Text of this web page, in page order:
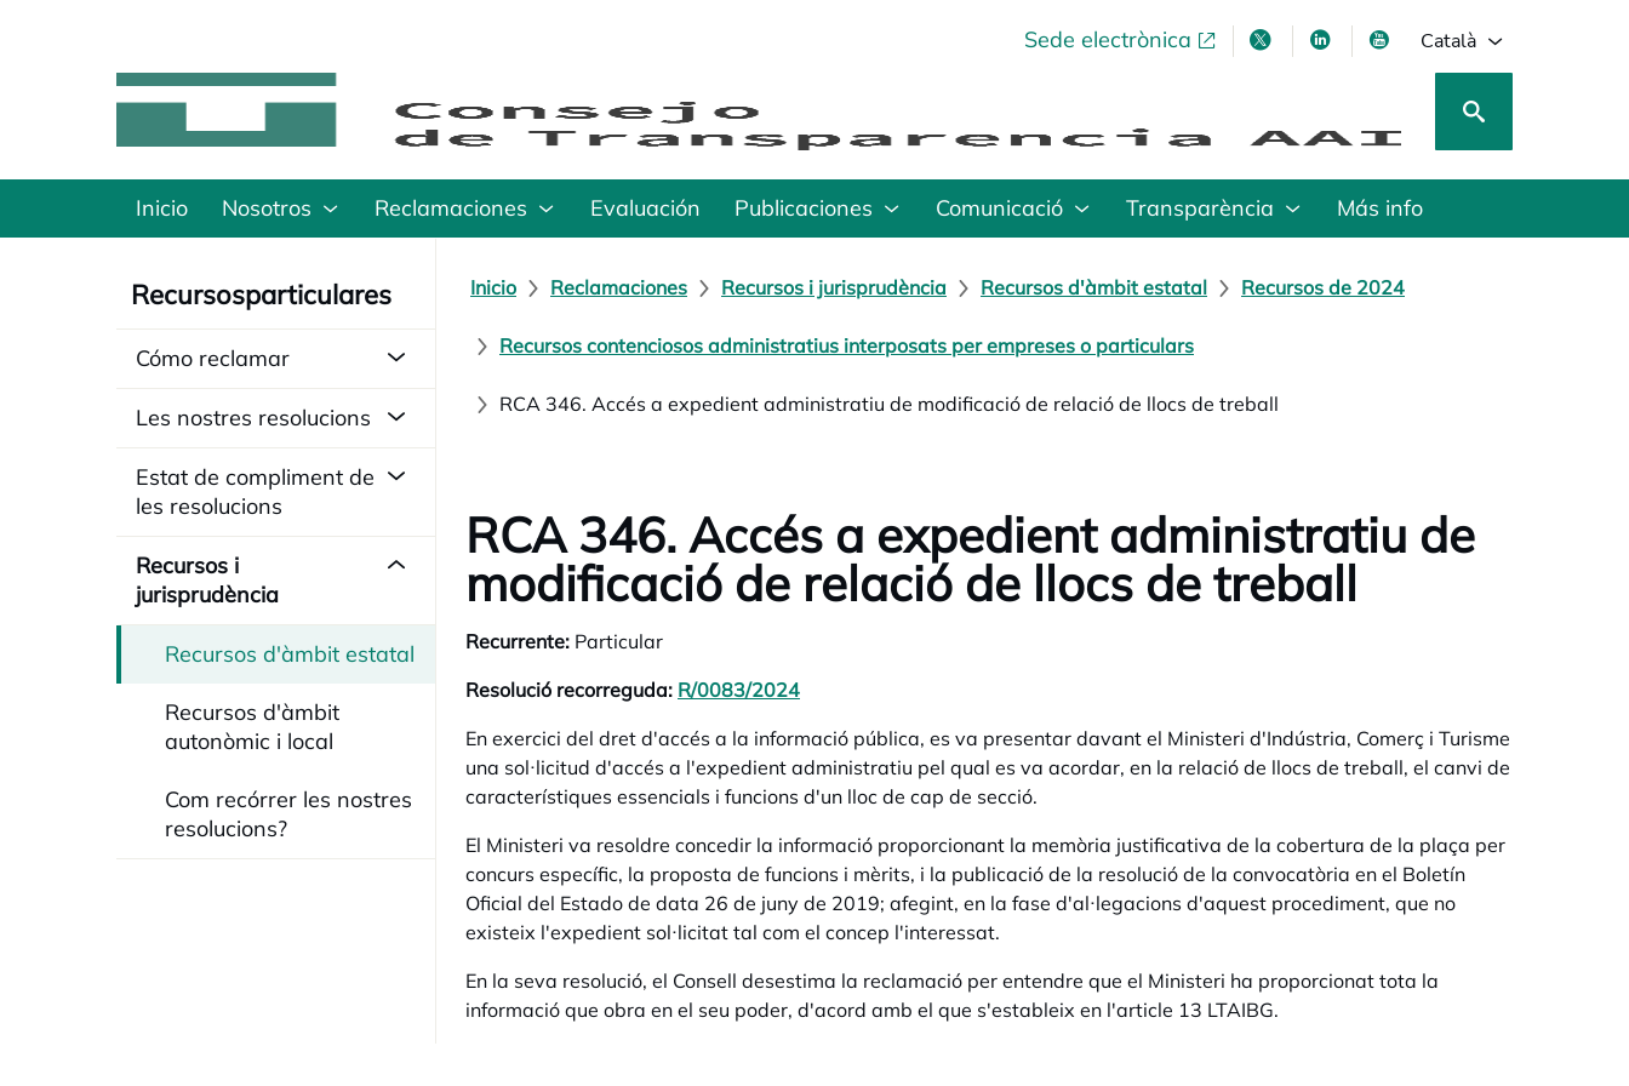
Sede electrònicaopens in a new tabopens in a new tab
opens in a new tab
opens in a new tab
Català
Inicio Nosotros Reclamaciones Evaluación Publicaciones Comunicació Transparència Más info
Recursosparticulares
Cómo reclamar
Les nostres resolucions
Estat de compliment de
les resolucions
Recursos i
jurisprudència
Recursos d'àmbit estatal
Recursos d'àmbit
autonòmic i local
Com recórrer les nostres
resolucions?
Inicio Reclamaciones Recursos i jurisprudència Recursos d'àmbit estatal Recursos de 2024
Recursos contenciosos administratius interposats per empreses o particulars
RCA 346. Accés a expedient administratiu de modificació de relació de llocs de treball
RCA 346. Accés a expedient administratiu de
modificació de relació de llocs de treball
Recurrente: Particular
Resolució recorreguda: R/0083/2024
En exercici del dret d'accés a la informació pública, es va presentar davant el Ministeri d'Indústria, Comerç i Turisme
una sol·licitud d'accés a l'expedient administratiu pel qual es va acordar, en la relació de llocs de treball, el canvi de
característiques essencials i funcions d'un lloc de cap de secció.
El Ministeri va resoldre concedir la informació proporcionant la memòria justificativa de la cobertura de la plaça per
concurs específic, la proposta de funcions i mèrits, i la publicació de la resolució de la convocatòria en el Boletín
Oficial del Estado de data 26 de juny de 2019; afegint, en la fase d'al·legacions d'aquest procediment, que no
existeix l'expedient sol·licitat tal com el concep l'interessat.
En la seva resolució, el Consell desestima la reclamació per entendre que el Ministeri ha proporcionat tota la
informació que obra en el seu poder, d'acord amb el que s'estableix en l'article 13 LTAIBG.